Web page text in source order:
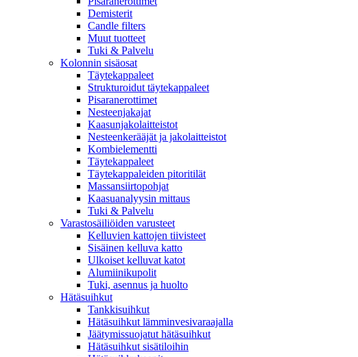
Demisterit
Candle filters
Muut tuotteet
Tuki & Palvelu
Kolonnin sisäosat
Täytekappaleet
Strukturoidut täytekappaleet
Pisaranerottimet
Nesteenjakajat
Kaasunjakolaitteistot
Nesteenkerääjät ja jakolaitteistot
Kombielementti
Täytekappaleet
Täytekappaleiden pitoritilät
Massansiirtopohjat
Kaasuanalyysin mittaus
Tuki & Palvelu
Varastosäiliöiden varusteet
Kelluvien kattojen tiivisteet
Sisäinen kelluva katto
Ulkoiset kelluvat katot
Alumiinikupolit
Tuki, asennus ja huolto
Hätäsuihkut
Tankkisuihkut
Hätäsuihkut lämminvesivaraajalla
Jäätymissuojatut hätäsuihkut
Hätäsuihkut sisätiloihin